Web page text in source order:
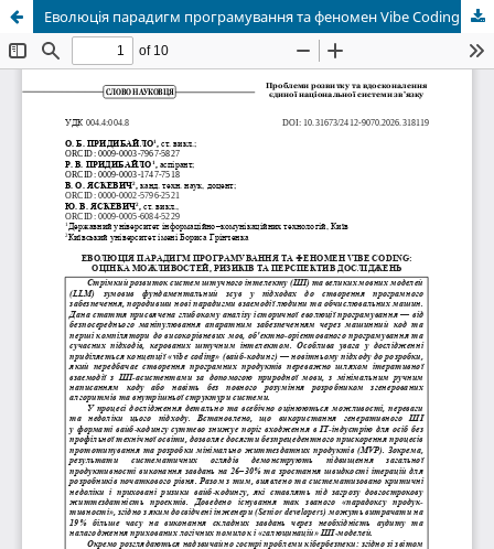
Еволюція парадигм програмування та феномен Vibe Coding: Оцінка можливостей, ризиків та перспектив досліджень